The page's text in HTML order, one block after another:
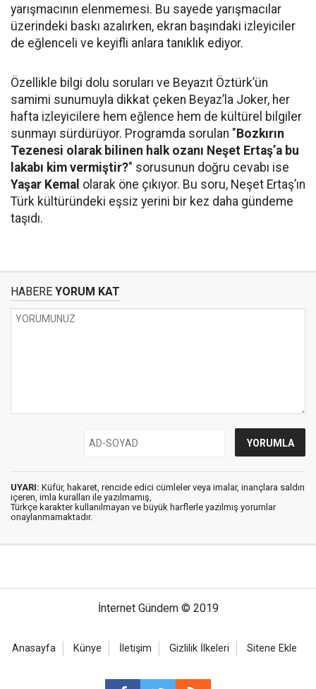
yarışmacının elenmemesi. Bu sayede yarışmacılar
üzerindeki baskı azalırken, ekran başındaki izleyiciler
de eğlenceli ve keyifli anlara tanıklık ediyor.
Özellikle bilgi dolu soruları ve Beyazıt Öztürk’ün
samimi sunumuyla dikkat çeken Beyaz’la Joker, her
hafta izleyicilere hem eğlence hem de kültürel bilgiler
sunmayı sürdürüyor. Programda sorulan " Bozkırın
Tezenesi olarak bilinen halk ozanı Neşet Ertaş’a bu
lakabı kim vermiştir?" sorusunun doğru cevabı ise
Yaşar Kemal olarak öne çıkıyor. Bu soru, Neşet Ertaş’ın
Türk kültüründeki eşsiz yerini bir kez daha gündeme
taşıdı.
HABERE YORUM KAT
UYARI: Küfür, hakaret, rencide edici cümleler veya imalar, inançlara saldırı
içeren, imla kuralları ile yazılmamış,
Türkçe karakter kullanılmayan ve büyük harflerle yazılmış yorumlar
onaylanmamaktadır.
İnternet Gündem © 2019
Anasayfa Künye İletişim Gizlilik İlkeleri Sitene Ekle